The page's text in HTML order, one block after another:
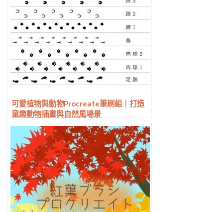
可愛植物與動物Procreate筆刷組｜打造
童趣動物插畫與自然風場景